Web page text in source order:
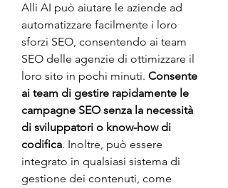
Alli AI può aiutare le aziende ad
automatizzare facilmente i loro
sforzi SEO, consentendo ai team
SEO delle agenzie di ottimizzare il
loro sito in pochi minuti. Consente
ai team di gestire rapidamente le
campagne SEO senza la necessità
di sviluppatori o know-how di
codifica. Inoltre, può essere
integrato in qualsiasi sistema di
gestione dei contenuti, come